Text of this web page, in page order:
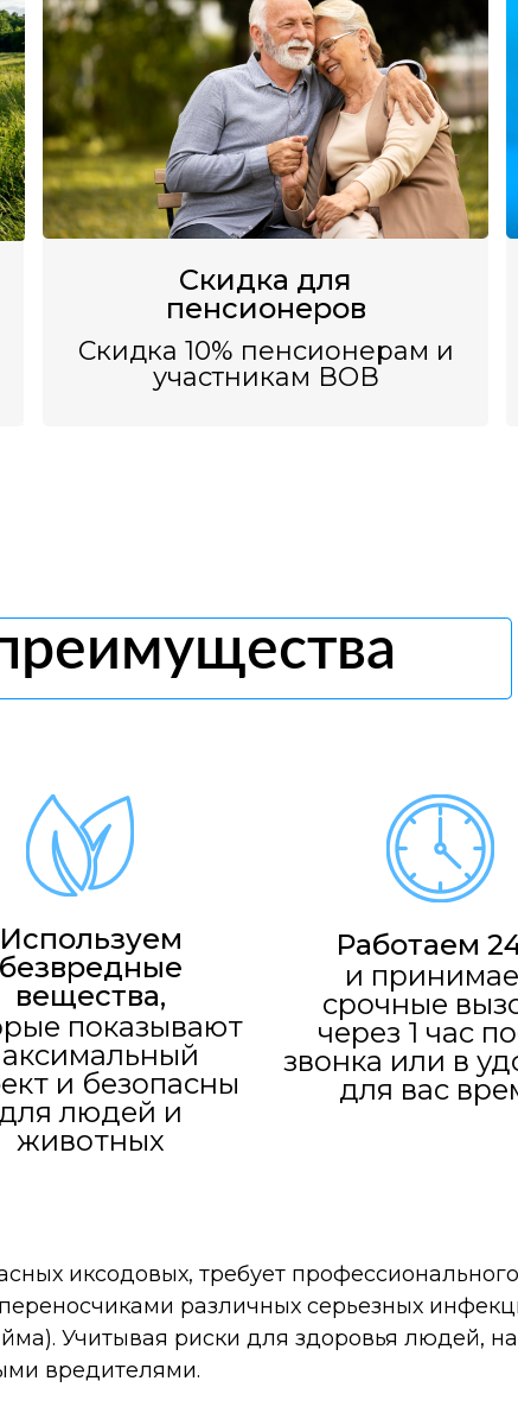
Скидка для
пенсионеров
Скидка 10% пенсионерам и
участникам ВОВ
вещества,
Работаем
показывают
и безопасны
людей и
животных
и
срочные
через 1 час
звонка или в
для вас
иксодовых, требует
различных серьезных
Учитывая риски для здоровья людей,
вредителями.